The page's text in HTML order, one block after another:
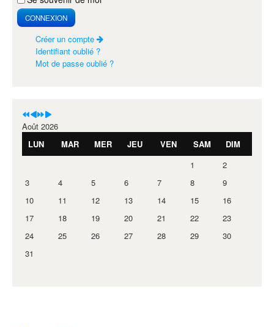
CONNEXION
Créer un compte
Identifiant oublié ?
Mot de passe oublié ?
Août 2026
LUN
MAR MER JEU VEN SAM
DIM
1
2
3
4 5 6 7 8
9
10
11 12 13 14 15
16
17
18 19 20 21 22
23
24
25 26 27 28 29
30
31